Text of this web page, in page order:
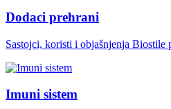
Dodaci prehrani
Sastojci, koristi i objašnjenja Biostile
Imuni sistem